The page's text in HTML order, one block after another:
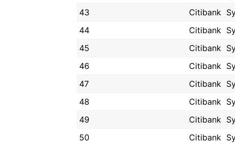
43
Citibank
44
Citibank
45
Citibank
46
Citibank
47
Citibank
48
Citibank
49
Citibank
50
Citibank